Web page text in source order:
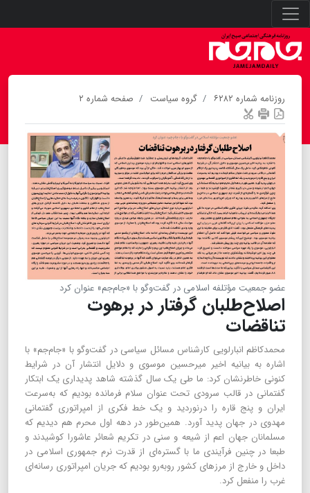
روزنامه شماره ۶۲۸۲ گروه سیاست صفحه شماره ۲
عضو جمعیت مؤتلفه اسلامی در گفت‌وگو با «جام‌جم» عنوان کرد
اصلاح‌طلبان گرفتار در برهوت
تناقضات
محمدکاظم انبارلویی کارشناس مسائل سیاسی در گفت‌وگو با «جام‌جم» با
اشاره به بیانیه اخیر میرحسین موسوی و دلایل انتشار آن در شرایط
کنونی خاطرنشان کرد: ما طی یک سال گذشته شاهد پدیداری یک ابتکار
گفتمانی در قالب سرودی تحت عنوان سلام فرمانده بودیم که به‌سرعت
ایران و پنج قاره را درنوردید و یک خط فکری از امپراتوری گفتمانی
مهدوی در جهان پدید آورد. همین‌طور در دهه اول محرم هم دیدیم که
مسلمانان جهان اعم از شیعه و سنی در تکریم شعائر عاشورا کوشیدند و
طبعا در چنین فرآیندی ما با گستره‌ای از قدرت نرم جمهوری اسلامی در
داخل و خارج از مرزهای کشور روبه‌رو بودیم که جریان امپراتوری رسانه‌ای
غرب را منفعل کرد.